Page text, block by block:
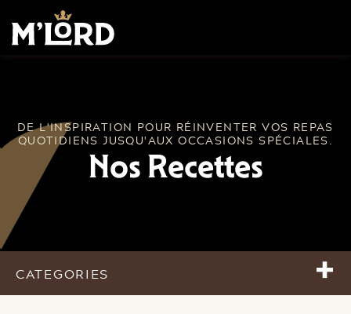
DE L'INSPIRATION POUR RÉINVENTER VOS REPAS
QUOTIDIENS JUSQU'AUX OCCASIONS SPÉCIALES.
Nos Recettes
CATEGORIES +